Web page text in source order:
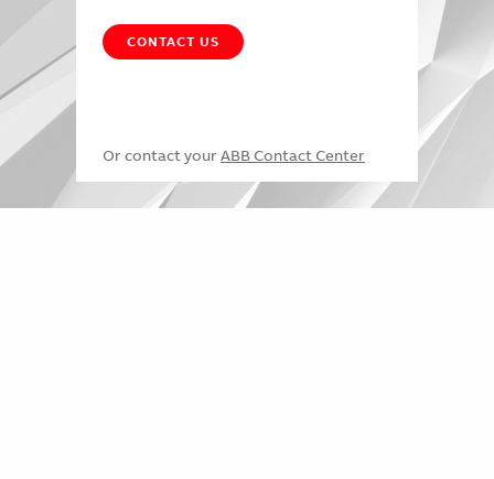
CONTACT US
Or contact your ABB Contact Center